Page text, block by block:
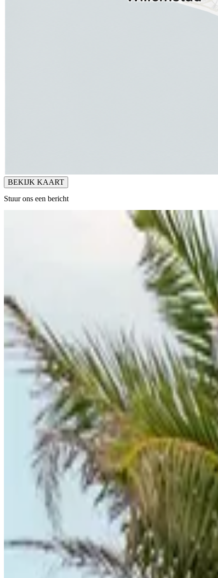
BEKIJK KAART
Stuur ons een bericht